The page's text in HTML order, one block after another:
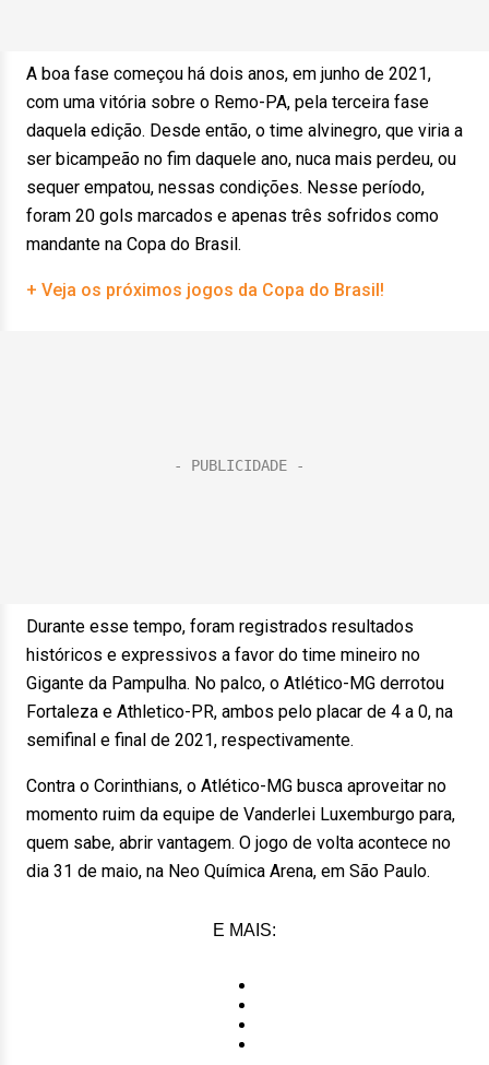
A boa fase começou há dois anos, em junho de 2021,
com uma vitória sobre o Remo-PA, pela terceira fase
daquela edição. Desde então, o time alvinegro, que viria a
ser bicampeão no fim daquele ano, nuca mais perdeu, ou
sequer empatou, nessas condições. Nesse período,
foram 20 gols marcados e apenas três sofridos como
mandante na Copa do Brasil.
+ Veja os próximos jogos da Copa do Brasil!
Durante esse tempo, foram registrados resultados
históricos e expressivos a favor do time mineiro no
Gigante da Pampulha. No palco, o Atlético-MG derrotou
Fortaleza e Athletico-PR, ambos pelo placar de 4 a 0, na
semifinal e final de 2021, respectivamente.
Contra o Corinthians, o Atlético-MG busca aproveitar no
momento ruim da equipe de Vanderlei Luxemburgo para,
quem sabe, abrir vantagem. O jogo de volta acontece no
dia 31 de maio, na Neo Química Arena, em São Paulo.
E MAIS: